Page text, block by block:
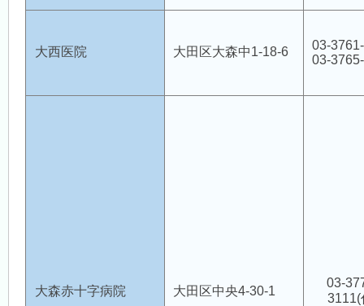
大西医院 大田区大森中1-18-6
03-
03-
大森赤十字病院 大田区中央4-30-1
03-
3111(